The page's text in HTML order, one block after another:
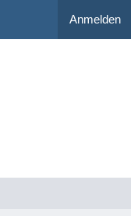
Anmelden